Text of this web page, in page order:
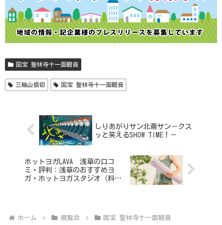
国宝 聖林寺十一面観音
三輪山信仰 国宝 聖林寺十一面観音
しりあがりサン北斎サン－クス
ッと笑えるSHOW TIME！－
ホットヨガLAVA 浅草の口コ
ミ・評判：浅草のおすすめヨ
ガ・ホットヨガスタジオ（料
ホーム 展覧会 国宝 聖林寺十一面観音